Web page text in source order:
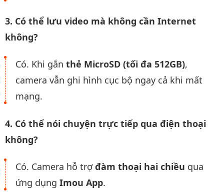
3. Có thể lưu video mà không cần Internet
không?
Có. Khi gắn thẻ MicroSD (tối đa 512GB),
camera vẫn ghi hình cục bộ ngay cả khi mất
mạng.
4. Có thể nói chuyện trực tiếp qua điện thoại
không?
Có. Camera hỗ trợđàm thoại hai chiều qua
ứng dụng Imou App.